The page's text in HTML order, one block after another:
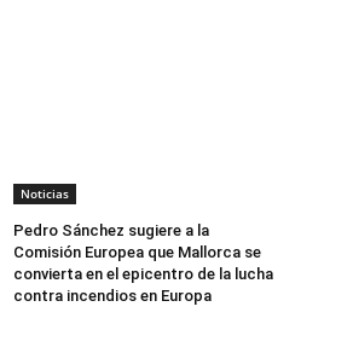
Noticias
Pedro Sánchez sugiere a la
Comisión Europea que Mallorca se
convierta en el epicentro de la lucha
contra incendios en Europa